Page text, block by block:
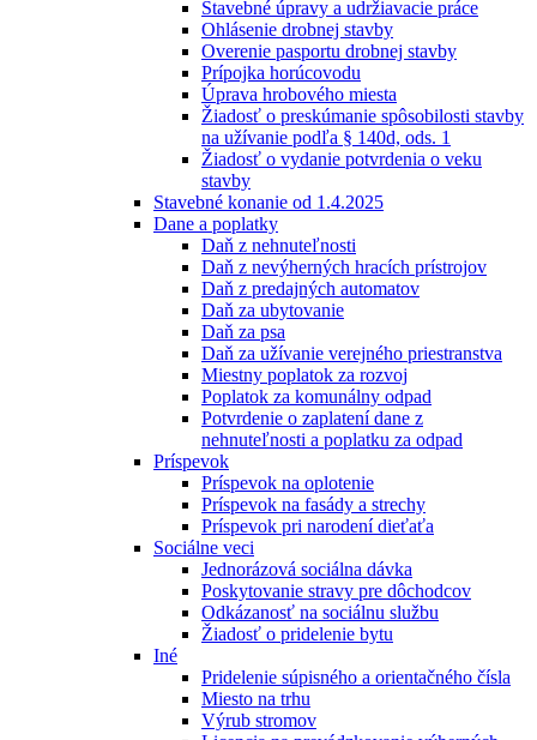
Stavebné úpravy a udržiavacie práce
Ohlásenie drobnej stavby
Overenie pasportu drobnej stavby
Prípojka horúcovodu
Úprava hrobového miesta
Žiadosť o preskúmanie spôsobilosti stavby
na užívanie podľa § 140d, ods. 1
Žiadosť o vydanie potvrdenia o veku
stavby
Stavebné konanie od 1.4.2025
Dane a poplatky
Daň z nehnuteľnosti
Daň z nevýherných hracích prístrojov
Daň z predajných automatov
Daň za ubytovanie
Daň za psa
Daň za užívanie verejného priestranstva
Miestny poplatok za rozvoj
Poplatok za komunálny odpad
Potvrdenie o zaplatení dane z
nehnuteľnosti a poplatku za odpad
Príspevok
Príspevok na oplotenie
Príspevok na fasády a strechy
Príspevok pri narodení dieťaťa
Sociálne veci
Jednorázová sociálna dávka
Poskytovanie stravy pre dôchodcov
Odkázanosť na sociálnu službu
Žiadosť o pridelenie bytu
Iné
Pridelenie súpisného a orientačného čísla
Miesto na trhu
Výrub stromov